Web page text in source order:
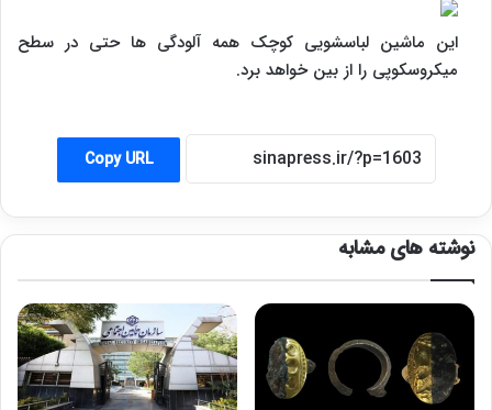
این ماشین لباسشویی کوچک همه آلودگی ها حتی در سطح
میکروسکوپی را از بین خواهد برد.
Copy URL
نوشته های مشابه